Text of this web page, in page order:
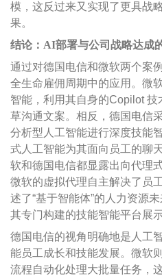
模，这反过来又实现了更具战
果。
结论：AI部署与公司战略达成
通过对德国电信和微软两个案
全生命雇佣周期中的应用。微
智能，利用其自身的Copilot
草沟通文案。相反，德国电信
分析型人工智能进行深度技能
式人工智能为其面向员工的聊
软和德国电信都显露出向代理
微软的虚拟代理自主解决了员
述了“基于智能体”的人力资源
其专门构建的技能智能平台展
德国电信的视角明确地是人工
能员工成长和技能发展。微软
流程自动化处理大批量任务，